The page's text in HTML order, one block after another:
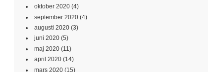
oktober 2020 (4)
september 2020 (4)
augusti 2020 (3)
juni 2020 (5)
maj 2020 (11)
april 2020 (14)
mars 2020 (15)